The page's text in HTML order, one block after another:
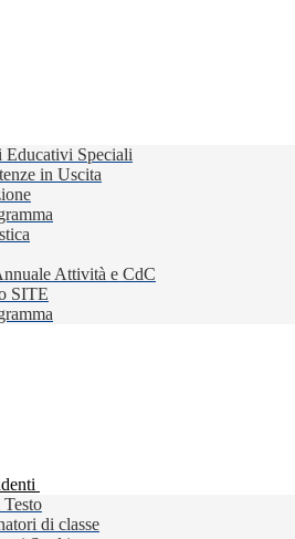
Educativi Speciali
in Uscita
Attività e CdC
SITE
di classe